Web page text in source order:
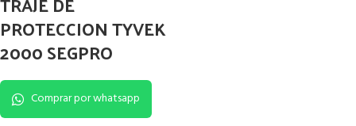
PROTECCION TYVEK
2000 SEGPRO
Comprar por whatsapp